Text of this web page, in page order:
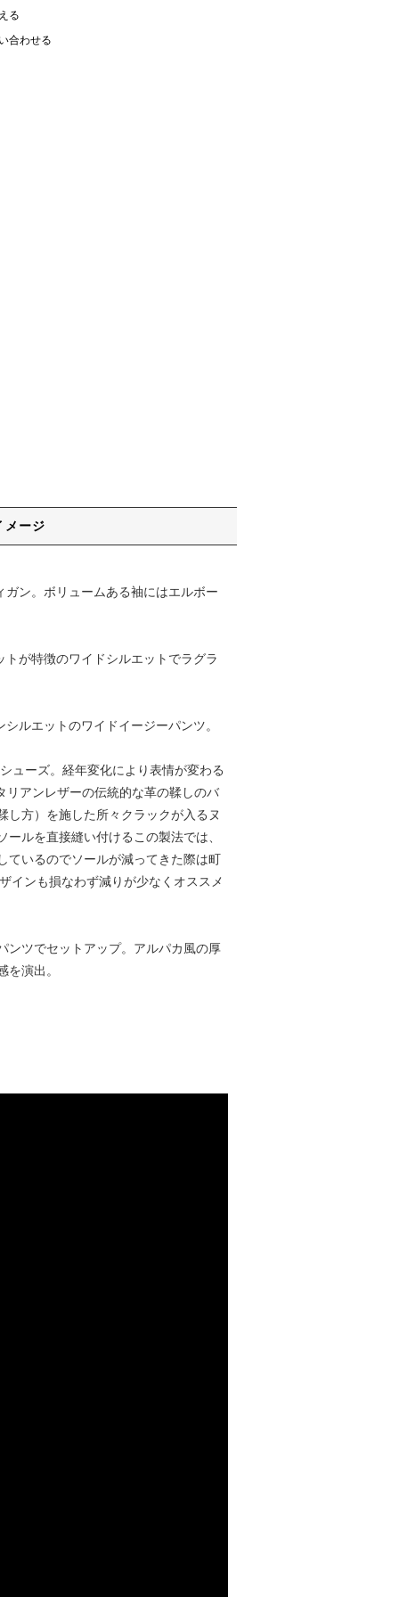
る
合わせる
メージ
ン。ボリュームある袖にはエルボー
が特徴のワイドシルエットでラグラ
ルエットのワイドイージーパンツ。
ューズ。経年変化により表情が変わる
アンレザーの伝統的な革の鞣しのバ
方）を施した所々クラックが入るヌ
ルを直接縫い付けるこの製法では、
ているのでソールが減ってきた際は町
インも損なわず減りが少なくオススメ
ンツでセットアップ。アルパカ風の厚
演出。